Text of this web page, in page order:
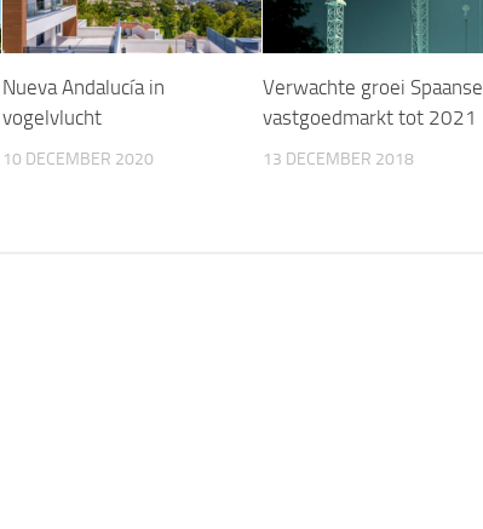
Nueva Andalucía in
vogelvlucht
10 DECEMBER 2020
Verwachte groei Spaanse
vastgoedmarkt tot 2021
13 DECEMBER 2018